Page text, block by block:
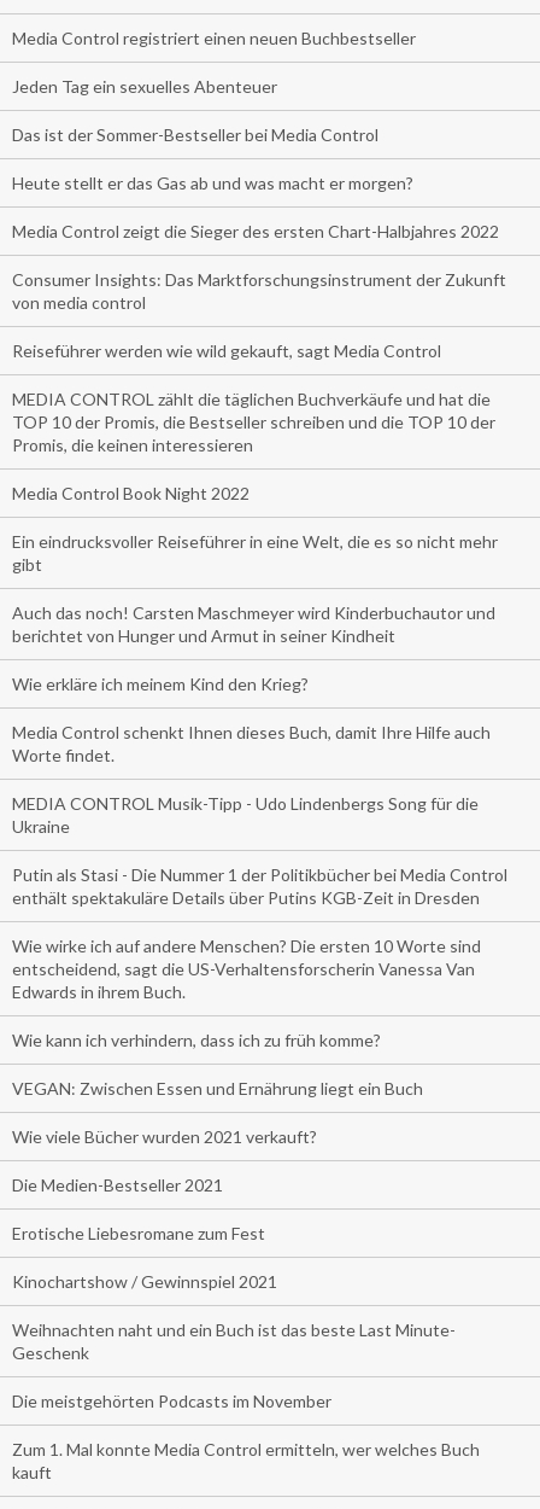
Media Control registriert einen neuen Buchbestseller
Jeden Tag ein sexuelles Abenteuer
Das ist der Sommer-Bestseller bei Media Control
Heute stellt er das Gas ab und was macht er morgen?
Media Control zeigt die Sieger des ersten Chart-Halbjahres 2022
Consumer Insights: Das Marktforschungsinstrument der Zukunft
von media control
Reiseführer werden wie wild gekauft, sagt Media Control
MEDIA CONTROL zählt die täglichen Buchverkäufe und hat die
TOP 10 der Promis, die Bestseller schreiben und die TOP 10 der
Promis, die keinen interessieren
Media Control Book Night 2022
Ein eindrucksvoller Reiseführer in eine Welt, die es so nicht mehr
gibt
Auch das noch! Carsten Maschmeyer wird Kinderbuchautor und
berichtet von Hunger und Armut in seiner Kindheit
Wie erkläre ich meinem Kind den Krieg?
Media Control schenkt Ihnen dieses Buch, damit Ihre Hilfe auch
Worte findet.
MEDIA CONTROL Musik-Tipp - Udo Lindenbergs Song für die
Ukraine
Putin als Stasi - Die Nummer 1 der Politikbücher bei Media Control
enthält spektakuläre Details über Putins KGB-Zeit in Dresden
Wie wirke ich auf andere Menschen? Die ersten 10 Worte sind
entscheidend, sagt die US-Verhaltensforscherin Vanessa Van
Edwards in ihrem Buch.
Wie kann ich verhindern, dass ich zu früh komme?
VEGAN: Zwischen Essen und Ernährung liegt ein Buch
Wie viele Bücher wurden 2021 verkauft?
Die Medien-Bestseller 2021
Erotische Liebesromane zum Fest
Kinochartshow / Gewinnspiel 2021
Weihnachten naht und ein Buch ist das beste Last Minute-
Geschenk
Die meistgehörten Podcasts im November
Zum 1. Mal konnte Media Control ermitteln, wer welches Buch
kauft